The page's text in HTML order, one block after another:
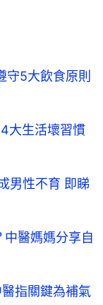
守5大飲食原則
大生活壞習慣
男性不育 即睇
醫媽媽分享自
指關鍵為補氣